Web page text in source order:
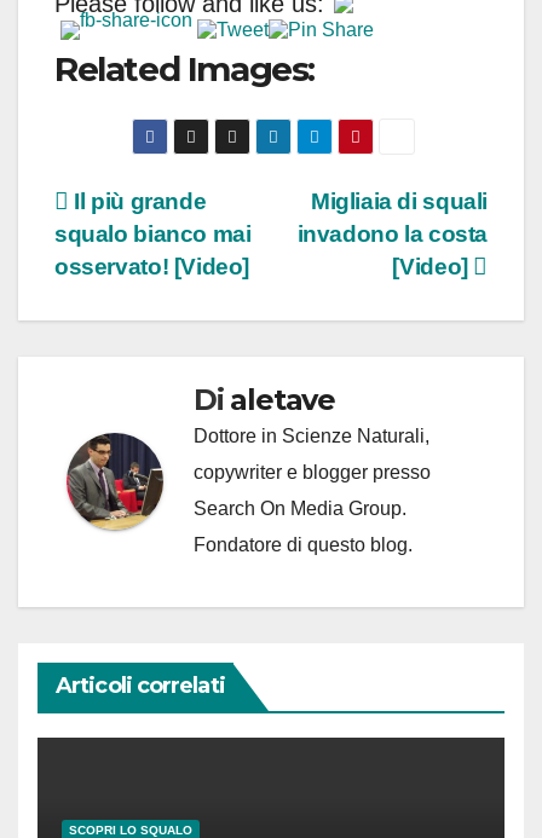
Related Images:
Navigazione
articoli
Migliaia di squali
invadono la costa
[Video]
Il più grande
squalo bianco mai
osservato! [Video]
Di aletave
Dottore in Scienze Naturali,
copywriter e blogger presso
Search On Media Group.
Fondatore di questo blog.
Articoli correlati
SCOPRI LO SQUALO